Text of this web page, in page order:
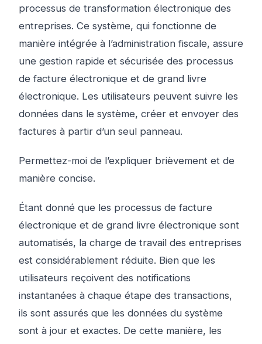
processus de transformation électronique des
entreprises. Ce système, qui fonctionne de
manière intégrée à l’administration fiscale, assure
une gestion rapide et sécurisée des processus
de facture électronique et de grand livre
électronique. Les utilisateurs peuvent suivre les
données dans le système, créer et envoyer des
factures à partir d’un seul panneau.
Permettez-moi de l’expliquer brièvement et de
manière concise.
Étant donné que les processus de facture
électronique et de grand livre électronique sont
automatisés, la charge de travail des entreprises
est considérablement réduite. Bien que les
utilisateurs reçoivent des notifications
instantanées à chaque étape des transactions,
ils sont assurés que les données du système
sont à jour et exactes. De cette manière, les